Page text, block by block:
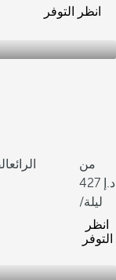
انظر التوفر
بجوار شاطئ Jandía الرائع
من
427
/ليلة
انظر
التوفر